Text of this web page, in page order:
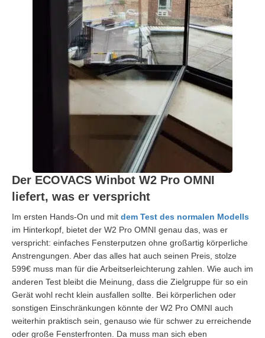
Der ECOVACS Winbot W2 Pro OMNI
liefert, was er verspricht
Im ersten Hands-On und mit dem Test des normalen Modells
im Hinterkopf, bietet der W2 Pro OMNI genau das, was er
verspricht: einfaches Fensterputzen ohne großartig körperliche
Anstrengungen. Aber das alles hat auch seinen Preis, stolze
599€ muss man für die Arbeitserleichterung zahlen. Wie auch im
anderen Test bleibt die Meinung, dass die Zielgruppe für so ein
Gerät wohl recht klein ausfallen sollte. Bei körperlichen oder
sonstigen Einschränkungen könnte der W2 Pro OMNI auch
weiterhin praktisch sein, genauso wie für schwer zu erreichende
oder große Fensterfronten. Da muss man sich eben